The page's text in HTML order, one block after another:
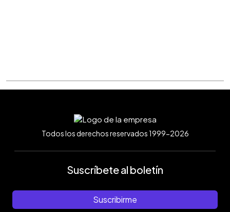
Todos los derechos reservados 1999-2026
Suscríbete al boletín
Suscribirme